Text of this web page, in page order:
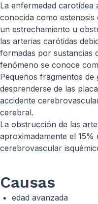
La enfermedad carotídea
conocida como
un estrechamiento u
las arterias carótidas
formadas por sustancias
fenómeno se conoce
Pequeños fragmentos
desprenderse de las
accidente
cerebral.
La obstrucción de las
aproximadamente el 15%
cerebrovascular
Causas
edad avanzada